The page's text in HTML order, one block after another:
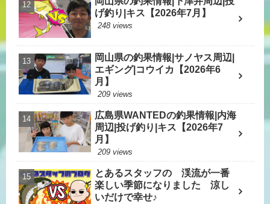
げ釣り|キス【2026年7月】
248 views
岡山県の釣果情報|サノヤス周辺|
エギング|コウイカ【2026年6
月】
209 views
広島県WANTEDの釣果情報|内海
周辺|投げ釣り|キス【2026年7
月】
209 views
とあるスタッフの 渓流が一番
楽しい季節になりました 涼し
いだけで幸せ♪